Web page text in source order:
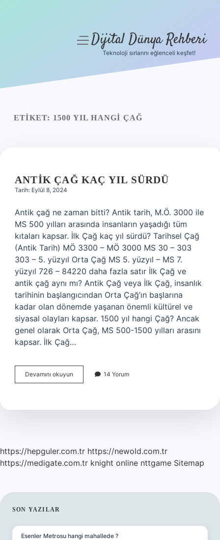
Yasal Uyarı
menüyüDijital Dünya Rehberi
Teknoloji sırlarını eğlenceli keşfet!
ETIKET: 1500 YIL HANGI ÇAĞ
ANTIK ÇAĞ KAÇ YIL SÜRDÜ
Tarih: Eylül 8, 2024
Antik çağ ne zaman bitti? Antik tarih, M.Ö. 3000 ile
MS 500 yılları arasında insanların yaşadığı tüm
kıtaları kapsar. İlk Çağ kaç yıl sürdü? Tarihsel Çağ
(Antik Tarih) MÖ 3300 – MÖ 3000 MS 30 – 303
303 – 5. yüzyıl Orta Çağ MS 5. yüzyıl – MS 7.
yüzyıl 726 – 84220 daha fazla satır İlk Çağ ve
antik çağ aynı mı? Antik Çağ veya İlk Çağ, insanlık
tarihinin başlangıcından Orta Çağ’ın başlarına
kadar olan dönemde yaşanan önemli kültürel ve
siyasal olayları kapsar. 1500 yıl hangi Çağ? Ancak
genel olarak Orta Çağ, MS 500-1500 yılları arasını
kapsar. İlk Çağ…
Devamını okuyun
Çağ
Sürdü
14 Yorum
https://hepguler.com.tr https://newold.com.tr
https://medigate.com.tr knight online nttgame Sitemap
SIDEBAR
SON YAZILAR
Esenler Metrosu hangi mahallede ?